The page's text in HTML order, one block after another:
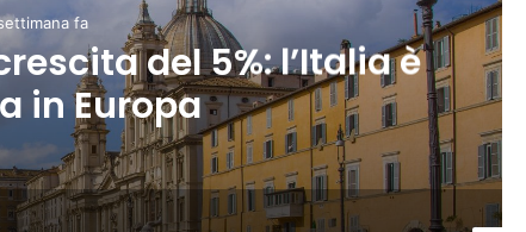
fa
del 5%: l’Italia è
Europa